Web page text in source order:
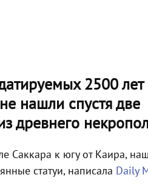
2500 лет
нашли спустя две
древнего
Саккара к югу от Каира,
статуи, написала Daily